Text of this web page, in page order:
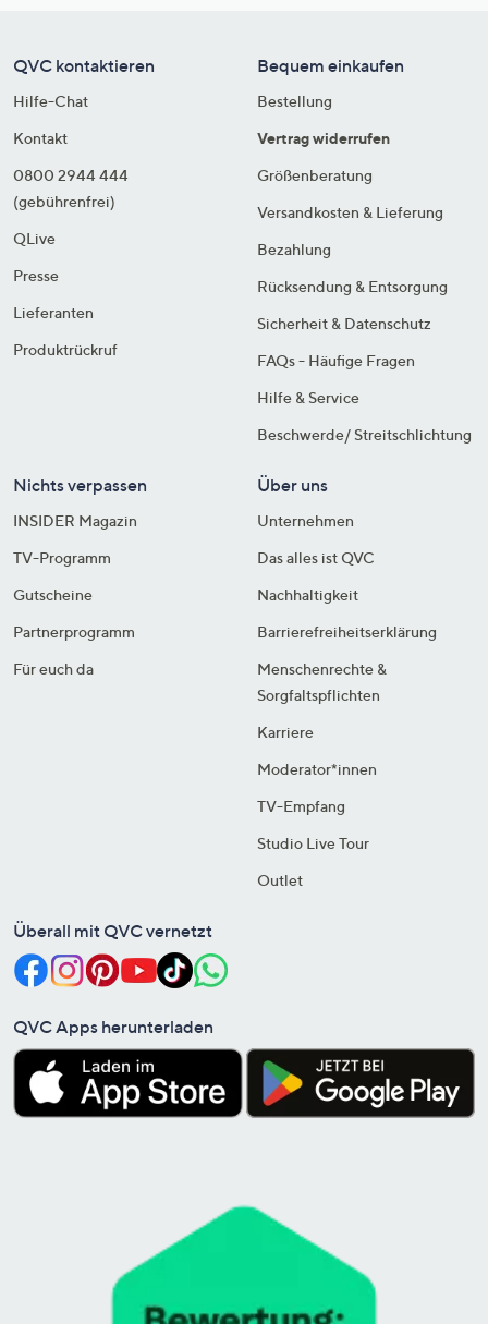
QVC kontaktieren
Hilfe-Chat
Kontakt
0800 2944 444
(gebührenfrei)
QLive
Presse
Lieferanten
Produktrückruf
Bequem einkaufen
Bestellung
Vertrag widerrufen
Größenberatung
Versandkosten & Lieferung
Bezahlung
Rücksendung & Entsorgung
Sicherheit & Datenschutz
FAQs - Häufige Fragen
Hilfe & Service
Beschwerde/ Streitschlichtung
Nichts verpassen
INSIDER Magazin
TV-Programm
Gutscheine
Partnerprogramm
Für euch da
Über uns
Unternehmen
Das alles ist QVC
Nachhaltigkeit
Barrierefreiheitserklärung
Menschenrechte &
Sorgfaltspflichten
Karriere
Moderator*innen
TV-Empfang
Studio Live Tour
Outlet
Überall mit QVC vernetzt
QVC Apps herunterladen